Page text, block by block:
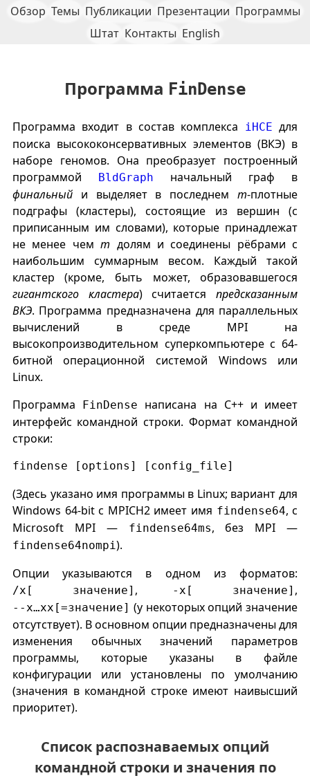
English
Обзор Темы Публикации Презентации Программы
Штат Контакты
Программа FinDense
Программа входит в состав комплекса iHCE для
поиска высококонсервативных элементов (ВКЭ) в
наборе геномов. Она преобразует построенный
программой
BldGraph
начальный граф в
финальныйи выделяет в последнемm-плотные
подграфы (кластеры), состоящие из вершин (с
приписанным им словами), которые принадлежат
не менее чемm долям и соединены рёбрами с
наибольшим суммарным весом. Каждый такой
кластер (кроме, быть может, образовавшегося
гигантского кластера) считаетсяпредсказанным
ВКЭ. Программа предназначена для параллельных
вычислений в среде MPI на
высокопроизводительном суперкомпьютере с 64-
битной операционной системой Windows или
Linux.
Программа
FinDense
написана на С++ и имеет
интерфейс командной строки. Формат командной
строки:
findense [options] [config_file]
(Здесь указано имя программы в Linux; вариант для
Windows 64-bit c MPICH2 имеет имя findense64, с
Microsoft MPI —
findense64ms, без MPI —
findense64nompi).
Опции указываются в одном из форматов:
/x[ значение] , -x[ значение] ,
--x…xx[=значение] (у некоторых опций значение
отсутствует). В основном опции предназначены для
изменения обычных значений параметров
программы, которые указаны в файле
конфигурации или установлены по умолчанию
(значения в командной строке имеют наивысший
приоритет).
Список распознаваемых опций
командной строки и значения по